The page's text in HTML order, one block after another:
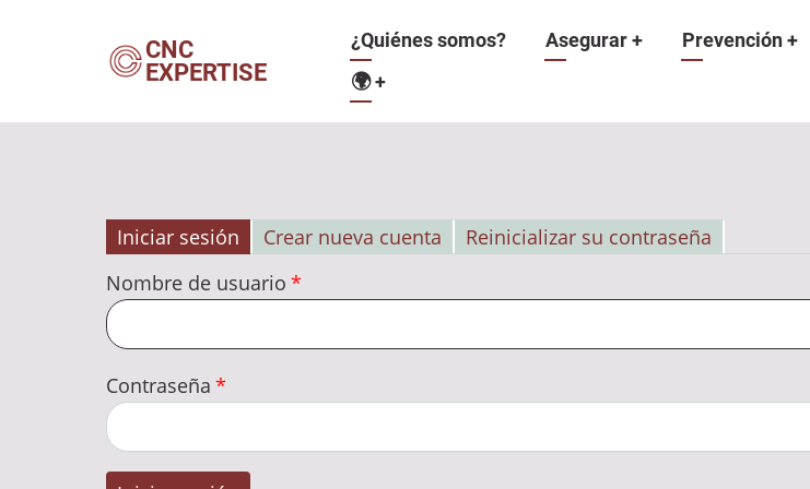
CNC
EXPERTISE
Navegación
principal
¿Quiénes somos? Asegurar+ Prevención+
🌍+
Solapas
principales
Iniciar sesión Crear nueva cuenta
Reinicializar su contraseña
Nombre de usuario
Contraseña